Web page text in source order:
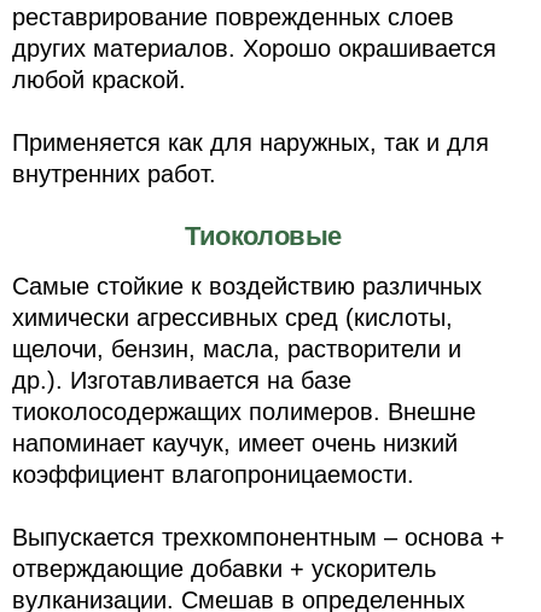
реставрирование поврежденных слоев
других материалов. Хорошо окрашивается
любой краской.
Применяется как для наружных, так и для
внутренних работ.
Тиоколовые
Самые стойкие к воздействию различных
химически агрессивных сред (кислоты,
щелочи, бензин, масла, растворители и
др.). Изготавливается на базе
тиоколосодержащих полимеров. Внешне
напоминает каучук, имеет очень низкий
коэффициент влагопроницаемости.
Выпускается трехкомпонентным – основа +
отверждающие добавки + ускоритель
вулканизации. Смешав в определенных